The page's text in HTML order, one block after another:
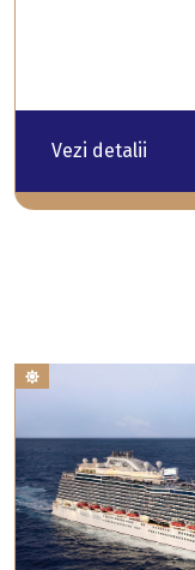
Vezi detalii